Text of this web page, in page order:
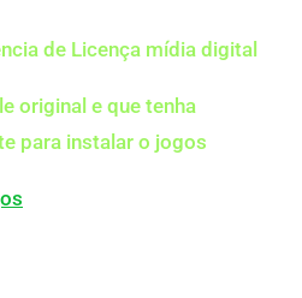
de Licença mídia digital
original e que tenha
para instalar o jogos